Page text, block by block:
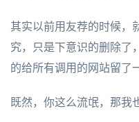
其实以前用友荐的时候，
究，只是下意识的删除了
的给所有调用的网站留了
既然，你这么流氓，那我